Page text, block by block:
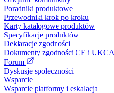
Poradniki produktowe
Przewodniki krok po kroku
Karty katalogowe produktów
Specyfikacje produktów
Deklaracje zgodności
Dokumenty zgodności CE i UKCA
Forum
Dyskusje społeczności
Wsparcie
Wsparcie platformy i eskalacja